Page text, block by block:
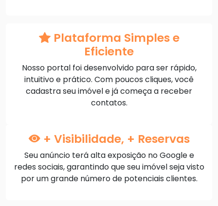
Plataforma Simples e
Eficiente
Nosso portal foi desenvolvido para ser rápido,
intuitivo e prático. Com poucos cliques, você
cadastra seu imóvel e já começa a receber
contatos.
+ Visibilidade, + Reservas
Seu anúncio terá alta exposição no Google e
redes sociais, garantindo que seu imóvel seja visto
por um grande número de potenciais clientes.